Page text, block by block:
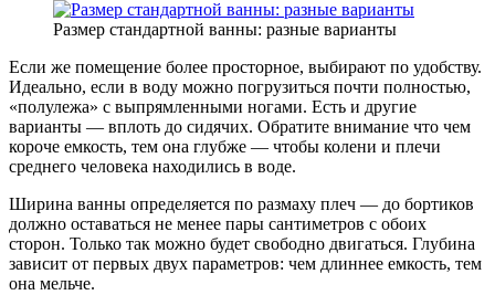
Размер стандартной ванны: разные варианты
Если же помещение более просторное, выбирают по удобству.
Идеально, если в воду можно погрузиться почти полностью,
«полулежа» с выпрямленными ногами. Есть и другие
варианты — вплоть до сидячих. Обратите внимание что чем
короче емкость, тем она глубже — чтобы колени и плечи
среднего человека находились в воде.
Ширина ванны определяется по размаху плеч — до бортиков
должно оставаться не менее пары сантиметров с обоих
сторон. Только так можно будет свободно двигаться. Глубина
зависит от первых двух параметров: чем длиннее емкость, тем
она мельче.